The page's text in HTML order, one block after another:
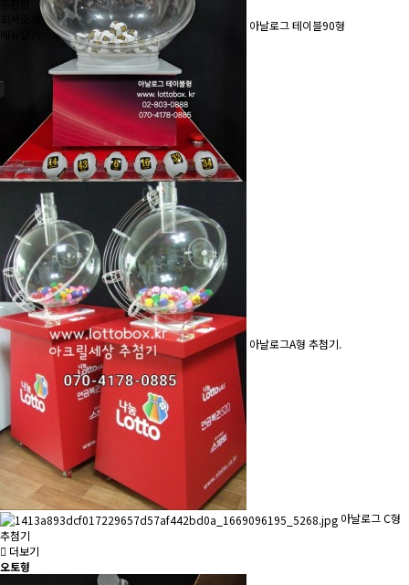
메뉴닫기
아날로그 테이블90형
아날로그A형 추첨기.
아날로그 C형
추첨기
더보기
오토형